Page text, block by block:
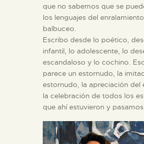
que no sabemos que se
los lenguajes del
balbuceo.
Escribo desde lo poético,
infantil, lo adolescente, lo
escandaloso y lo cochino.
parece un estornudo, la
estornudo, la apreciación del
la celebración de todos los
que ahí estuvieron y